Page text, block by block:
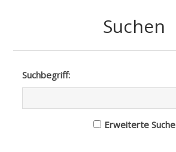
Suchen
Suchbegriff:
Erweiterte Suche